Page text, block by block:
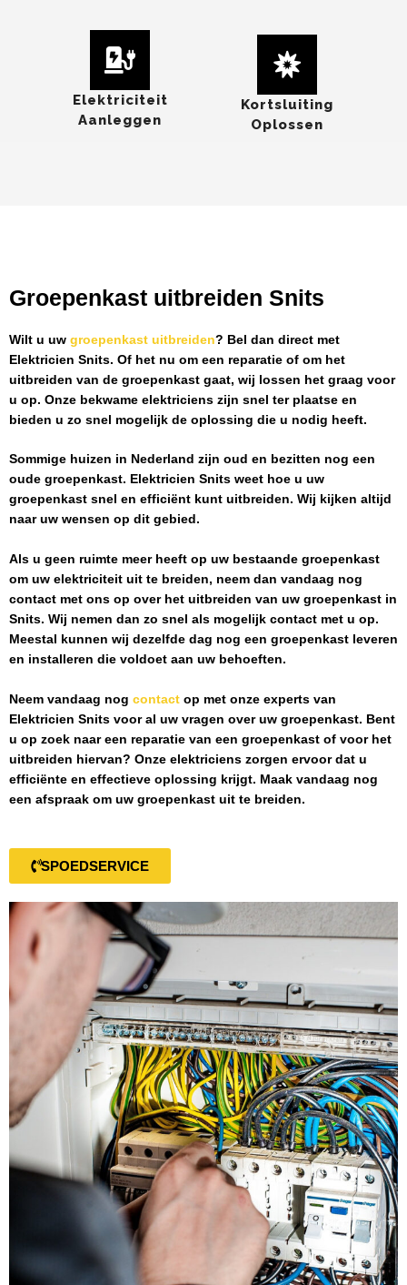
Elektriciteit
Aanleggen
Kortsluiting
Oplossen
Groepenkast uitbreiden Snits
Wilt u uw groepenkast uitbreiden? Bel dan direct met
Elektricien Snits. Of het nu om een reparatie of om het
uitbreiden van de groepenkast gaat, wij lossen het graag voor
u op. Onze bekwame elektriciens zijn snel ter plaatse en
bieden u zo snel mogelijk de oplossing die u nodig heeft.
Sommige huizen in Nederland zijn oud en bezitten nog een
oude groepenkast. Elektricien Snits weet hoe u uw
groepenkast snel en efficiënt kunt uitbreiden. Wij kijken altijd
naar uw wensen op dit gebied.
Als u geen ruimte meer heeft op uw bestaande groepenkast
om uw elektriciteit uit te breiden, neem dan vandaag nog
contact met ons op over het uitbreiden van uw groepenkast in
Snits. Wij nemen dan zo snel als mogelijk contact met u op.
Meestal kunnen wij dezelfde dag nog een groepenkast leveren
en installeren die voldoet aan uw behoeften.
Neem vandaag nog contact op met onze experts van
Elektricien Snits voor al uw vragen over uw groepenkast. Bent
u op zoek naar een reparatie van een groepenkast of voor het
uitbreiden hiervan? Onze elektriciens zorgen ervoor dat u
efficiënte en effectieve oplossing krijgt. Maak vandaag nog
een afspraak om uw groepenkast uit te breiden.
SPOEDSERVICE